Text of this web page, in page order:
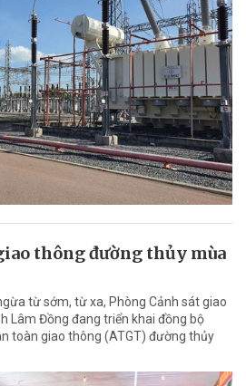
thông đường thủy mùa
từ sớm, từ xa, Phòng Cảnh sát giao
Lâm Đồng đang triển khai đồng bộ
toàn giao thông (ATGT) đường thủy